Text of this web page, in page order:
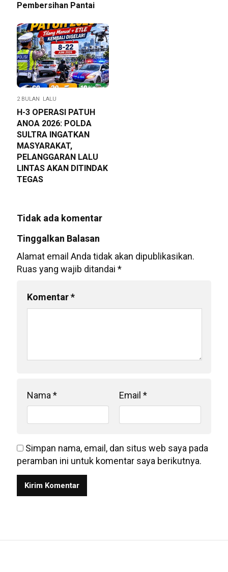
Pembersihan Pantai
2 BULAN LALU
H-3 OPERASI PATUH
ANOA 2026: POLDA
SULTRA INGATKAN
MASYARAKAT,
PELANGGARAN LALU
LINTAS AKAN DITINDAK
TEGAS
Tidak ada komentar
Tinggalkan Balasan
Alamat email Anda tidak akan dipublikasikan.
Ruas yang wajib ditandai *
Komentar*
Nama* Email *
Simpan nama, email, dan situs web saya pada
peramban ini untuk komentar saya berikutnya.